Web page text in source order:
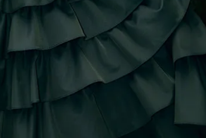
い！夜に仕込む「ヘアケア家
電」3選 | CLASSY.[クラッシィ]